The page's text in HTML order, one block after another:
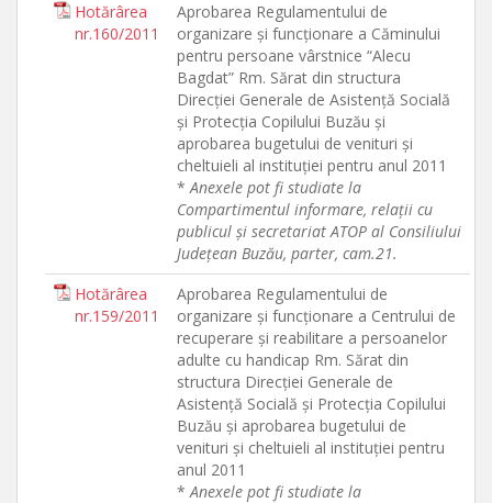
Hotărârea
nr.160/2011
Aprobarea Regulamentului de
organizare şi funcţionare a Căminului
pentru persoane vârstnice “Alecu
Bagdat” Rm. Sărat din structura
Direcţiei Generale de Asistenţă Socială
şi Protecţia Copilului Buzău şi
aprobarea bugetului de venituri şi
cheltuieli al instituţiei pentru anul 2011
*Anexele pot fi studiate la
Compartimentul informare, relaţii cu
publicul şi secretariat ATOP al Consiliului
Judeţean Buzău, parter, cam.21.
Hotărârea
nr.159/2011
Aprobarea Regulamentului de
organizare şi funcţionare a Centrului de
recuperare şi reabilitare a persoanelor
adulte cu handicap Rm. Sărat din
structura Direcţiei Generale de
Asistenţă Socială şi Protecţia Copilului
Buzău şi aprobarea bugetului de
venituri şi cheltuieli al instituţiei pentru
anul 2011
*Anexele pot fi studiate la